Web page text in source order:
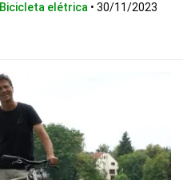
Bicicleta elétrica • 30/11/2023